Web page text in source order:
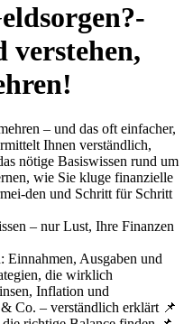
verstehen,
– und das oft einfacher,
Ihnen verständlich,
nötige Basiswissen rund um
wie Sie kluge finanzielle
den und Schritt für Schritt
– nur Lust, Ihre Finanzen
Einnahmen, Ausgaben und
die wirklich
Inflation und
Co. – verständlich erklärt 📌